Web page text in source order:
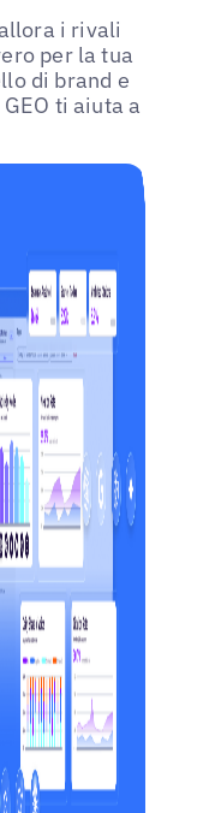
i rivali
per la tua
di brand e
ti aiuta a